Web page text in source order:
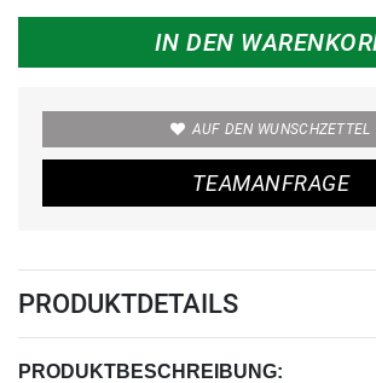
IN DEN
AUF DEN WUNSCHZETTEL
TEAMANFRAGE
PRODUKTDETAILS
PRODUKTBESCHREIBUNG: